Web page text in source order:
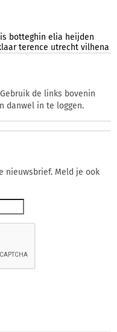
botteghin elia heijden
terence utrecht vilhena
de links bovenin
danwel in te loggen.
nieuwsbrief. Meld je ook